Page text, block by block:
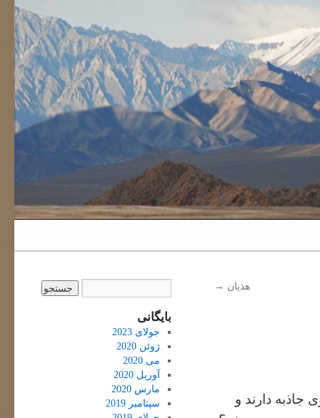
هذیان →
دارند و
بایگانی
جولای 2023
ژوئن 2020
می 2020
آوریل 2020
مارس 2020
سپتامبر 2019